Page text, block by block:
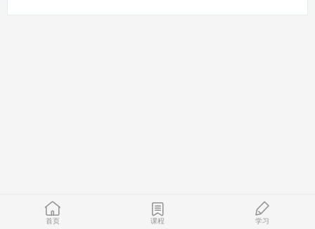
首页 课程 学习